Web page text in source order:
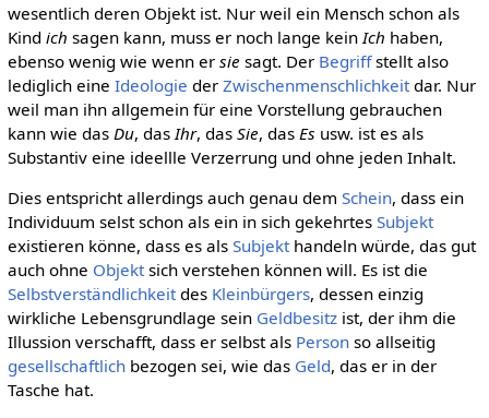
wesentlich deren Objekt ist. Nur weil ein Mensch schon als
Kind ich sagen kann, muss er noch lange kein Ich haben,
ebenso wenig wie wenn er sie sagt. Der Begriffstellt also
lediglich eine Ideologie der Zwischenmenschlichkeitdar. Nur
weil man ihn allgemein für eine Vorstellung gebrauchen
kann wie das Du, das Ihr, das Sie, das Es usw. ist es als
Substantiv eine ideellle Verzerrung und ohne jeden Inhalt.
Dies entspricht allerdings auch genau dem Schein, dass ein
Individuum selst schon als ein in sich gekehrtes Subjekt
existieren könne, dass es als Subjekthandeln würde, das gut
auch ohne Objektsich verstehen können will. Es ist die
Selbstverständlichkeitdes Kleinbürgers, dessen einzig
wirkliche Lebensgrundlage sein Geldbesitzist, der ihm die
Illussion verschafft, dass er selbst als Personso allseitig
gesellschaftlichbezogen sei, wie das Geld, das er in der
Tasche hat.